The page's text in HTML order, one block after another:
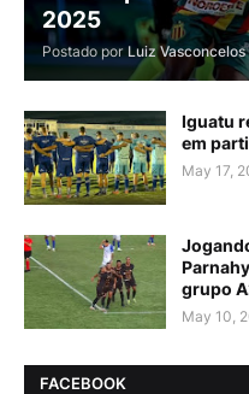
2025
Postado por Luiz Vasconcelos
Iguatu
em
May 17,
grupo
May 10,
FACEBOOK